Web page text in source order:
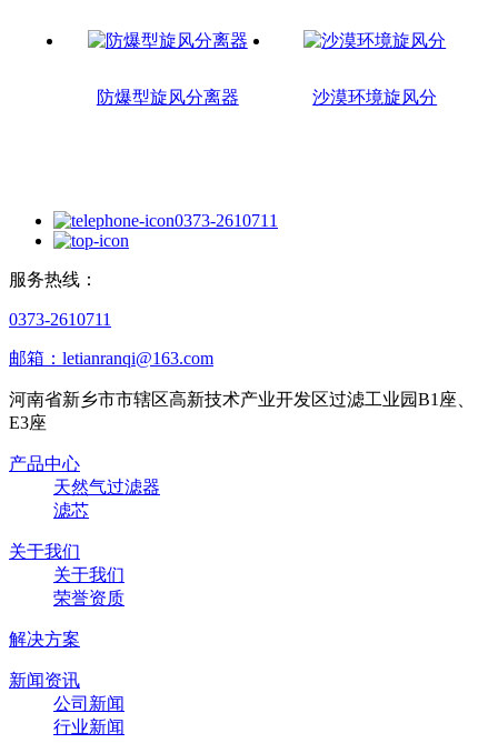
防爆型旋风分离器 沙漠环境旋风分
0373-2610711
服务热线：
0373-2610711
邮箱：letianranqi@163.com
河南省新乡市市辖区高新技术产业开发区过滤工业园B1座、
E3座
产品中心
天然气过滤器
滤芯
关于我们
关于我们
荣誉资质
解决方案
新闻资讯
公司新闻
行业新闻